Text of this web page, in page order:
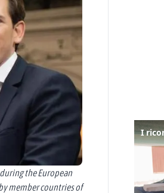
the European
member countries of